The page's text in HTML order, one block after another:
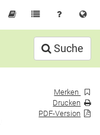
Suche
Merken
Drucken
PDF-Version